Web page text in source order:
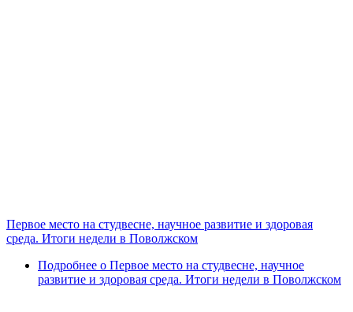
Первое место на студвесне, научное развитие и здоровая
среда. Итоги недели в Поволжском
Подробнее о Первое место на студвесне, научное
развитие и здоровая среда. Итоги недели в Поволжском